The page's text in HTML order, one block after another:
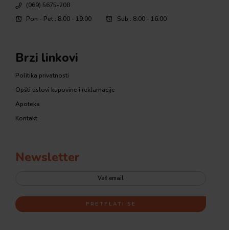
(069) 5675-208
Pon - Pet : 8:00 - 19:00
Sub : 8:00 - 16:00
Brzi linkovi
Politika privatnosti
Opšti uslovi kupovine i reklamacije
Apoteka
Kontakt
Newsletter